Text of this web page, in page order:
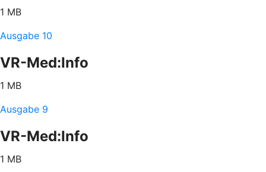
1 MB
Ausgabe 10
VR-Med:Info
1 MB
Ausgabe 9
VR-Med:Info
1 MB